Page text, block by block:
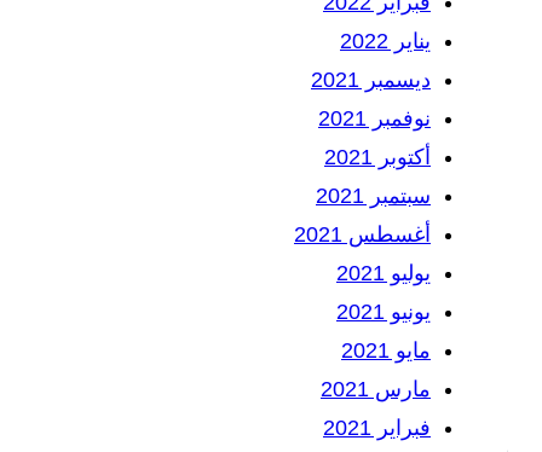
يناير 2022
ديسمبر 2021
نوفمبر 2021
أكتوبر 2021
سبتمبر 2021
أغسطس 2021
يوليو 2021
يونيو 2021
مايو 2021
مارس 2021
فبراير 2021